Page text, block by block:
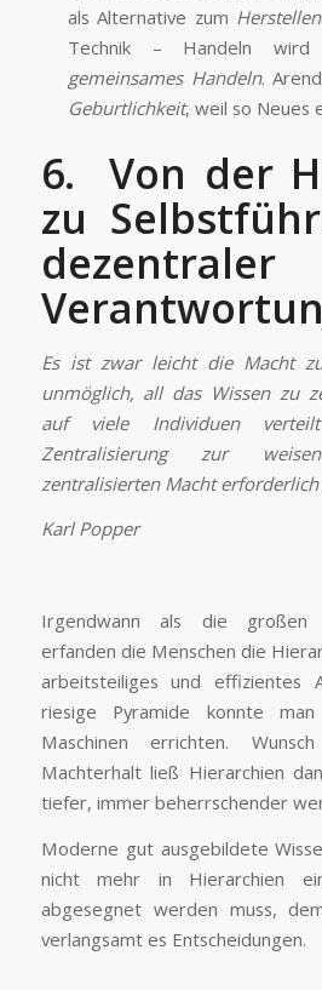
als Alternative zum Herstellen.
Technik – Handeln
gemeinsames Handeln.
Geburtlichkeit, weil so Neues
6. Von der
zu
dezentraler
Es ist zwar leicht die Macht
unmöglich, all das Wissen zu
auf viele Individuen
Zentralisierung zur
zentralisierten Macht erforderlich
Karl Popper
Irgendwann als die großen
erfanden die Menschen die
arbeitsteiliges und effizientes
riesige Pyramide konnte
Maschinen errichten.
Machterhalt ließ Hierarchien
tiefer, immer beherrschender
Moderne gut ausgebildete
nicht mehr in Hierarchien
abgesegnet werden muss,
verlangsamt es Entscheidungen.